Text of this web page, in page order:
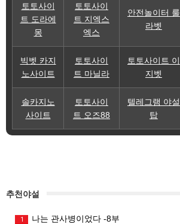
토토사이
트 도라에
몽
토토사이
트 지엑스
엑스
안전놀이터 룰
라벳
빅벳 카지
노사이트
토토사이
트 마닐라
토토사이트 이
지벳
솔카지노
사이트
토토사이
트 오즈88
텔레그램 야설
탑
추천야설
1 나는 관사병이었다 -8부